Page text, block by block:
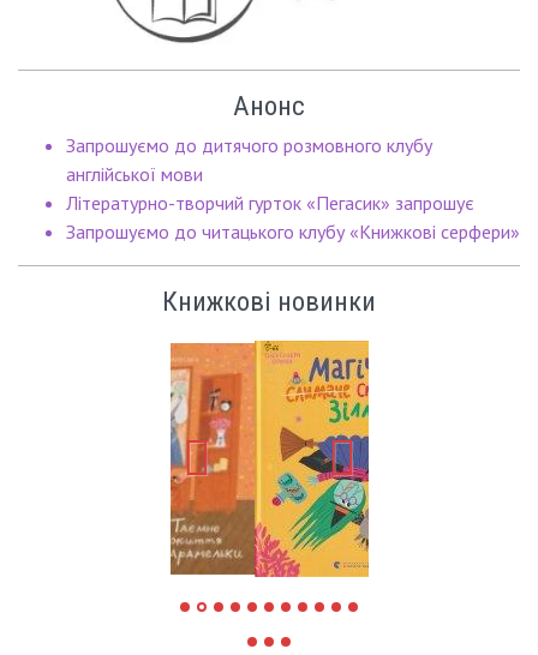
Анонс
Запрошуємо до дитячого розмовного клубу
англійської мови
Літературно-творчий гурток «Пегасик» запрошує
Запрошуємо до читацького клубу «Книжкові серфери»
Книжкові новинки